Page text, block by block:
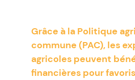
Grâce à la Politique
commune (PAC), les
agricoles peuvent
financières pour